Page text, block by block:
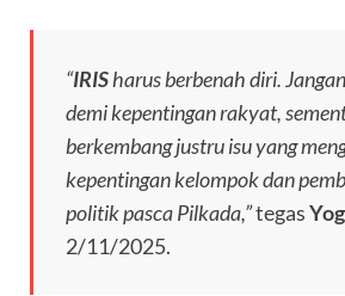
“IRISharus berbenah diri.
demi kepentingan rakyat,
berkembang justru isu yang
kepentingan kelompok dan
politik pasca Pilkada,”tegas
2/11/2025.